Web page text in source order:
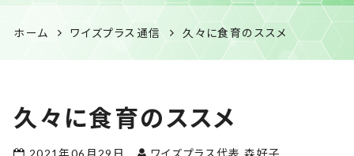
ホーム ワイズプラス通信 久々に食育のススメ
久々に食育のススメ
2021年06月29日 ワイズプラス代表 森好子